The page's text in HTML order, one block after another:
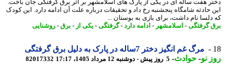
هفت ساله ای در یکی از پارک های اسلامشهر بر اثر برق گرفتگی جان باخت.
حادثه شامگاه پنجشنبه رخ داد و تحقیقات درباره علت آن ادامه دارد. این کودک
نام داشت، برای بازی به بوستان ...
گرفتگی-اسلامشهر-ادامه دارد - گرفتگی-یکی از-برق - روشنایی
مرگ غم انگیز دختر 7ساله در پارک به دلیل برق گرفتگی
نو- حوادث -5 روز پیش - دوشنبه 12 مرداد 1405، 17:17 82017332